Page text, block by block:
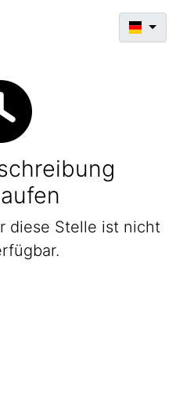
diese Stelle ist nicht